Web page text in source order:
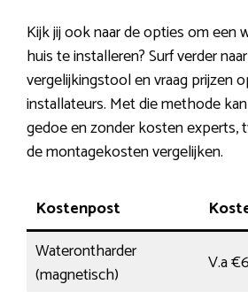
Kijk jij ook naar de opties om een
huis te installeren? Surf verder
vergelijkingstool en vraag prijzen
installateurs. Met die methode
gedoe en zonder kosten experts,
de montagekosten vergelijken.
Kostenpost
Waterontharder
(magnetisch)
V.a